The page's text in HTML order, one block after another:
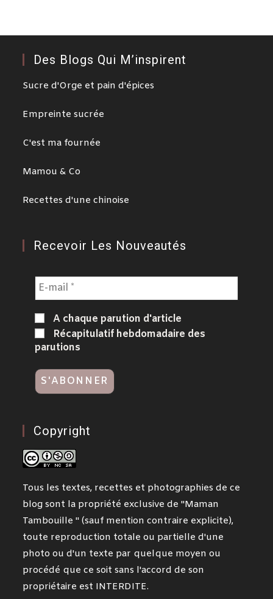
Des Blogs Qui M’inspirent
Sucre d'Orge et pain d'épices
Empreinte sucrée
C'est ma fournée
Mamou & Co
Recettes d'une chinoise
Recevoir Les Nouveautés
A chaque parution d'article
Récapitulatif hebdomadaire des
parutions
Copyright
Tous les textes, recettes et photographies de ce
blog sont la propriété exclusive de "Maman
Tambouille " (sauf mention contraire explicite),
toute reproduction totale ou partielle d'une
photo ou d'un texte par quelque moyen ou
procédé que ce soit sans l'accord de son
propriétaire est INTERDITE.